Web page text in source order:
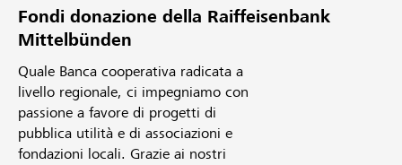
Fondi donazione della Raiffeisenbank
Mittelbünden
Quale Banca cooperativa radicata a
livello regionale, ci impegniamo con
passione a favore di progetti di
pubblica utilità e di associazioni e
fondazioni locali. Grazie ai nostri